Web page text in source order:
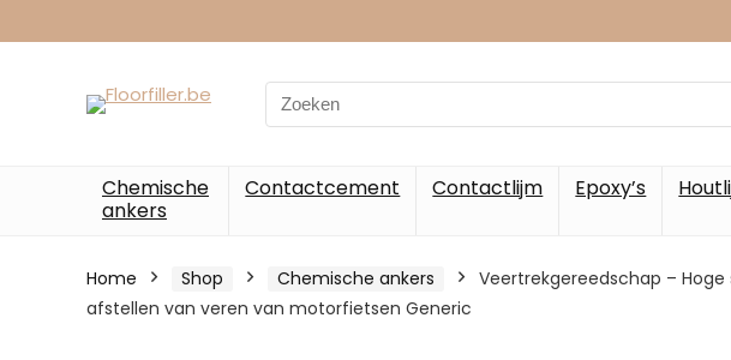
Chemische
ankers
Contactcement Contactlijm Epoxy’s
Home Shop Chemische ankers
Veertrekgereedschap –
afstellen van veren van motorfietsen Generic